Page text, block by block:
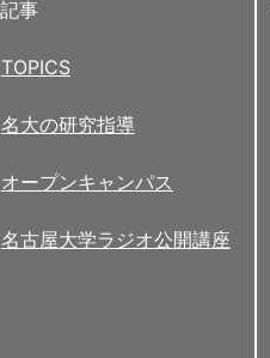
事
TOPICS
名大の研究指導
オープンキャンパス
名古屋大学ラジオ公開講座